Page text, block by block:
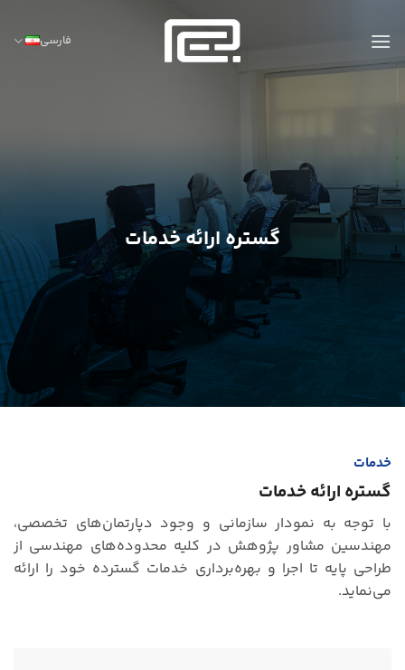
content
فارسی
گستره ارائه خدمات
خدمات
گستره ارائه خدمات
با توجه به نمودار سازمانی و وجود دپارتمان‌های تخصصی،
مهندسین مشاور پژوهش در کلیه محدوده‌های مهندسی از
طراحی پایه تا اجرا و بهره‌برداری خدمات گسترده خود را ارائه
می‌نماید.